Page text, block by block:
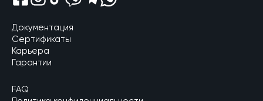
Документация
Сертификаты
Карьера
Гарантии
FAQ